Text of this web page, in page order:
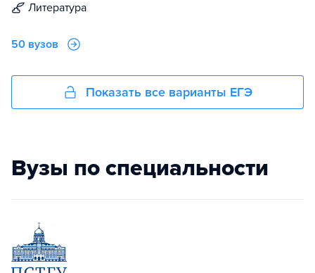
литература
50 вузов
Показать все варианты ЕГЭ
Вузы по специальности